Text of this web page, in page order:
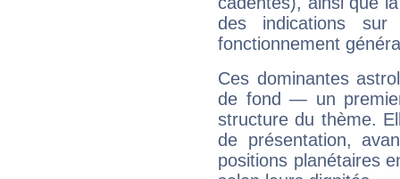
des indications sur
fonctionnement
Ces dominantes
de fond — un
structure du thème.
de présentation,
positions planétaires